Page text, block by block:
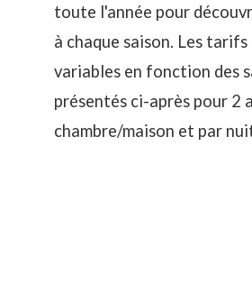
toute l'année pour
à chaque saison. Les
variables en fonction des
présentés ci-après pour 2
chambre/maison et par